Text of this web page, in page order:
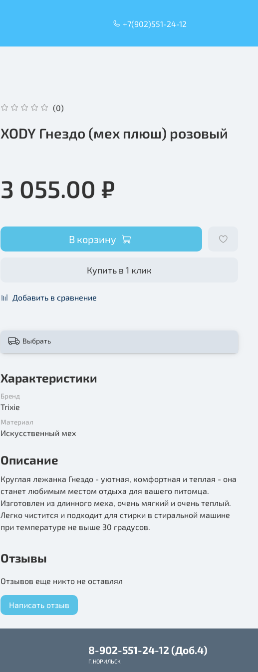
+7(902)551-24-12
(0)
XODY Гнездо (мех плюш) розовый
3 055.00 ₽
В корзину
Купить в 1 клик
Добавить в сравнение
Выбрать
Характеристики
Бренд
Trixie
Материал
Искусственный мех
Описание
Круглая лежанка Гнездо - уютная, комфортная и теплая - она
станет любимым местом отдыха для вашего питомца.
Изготовлен из длинного меха, очень мягкий и очень теплый.
Легко чистится и подходит для стирки в стиральной машине
при температуре не выше 30 градусов.
Отзывы
Отзывов еще никто не оставлял
Написать отзыв
8-902-551-24-12 (Доб.4)
Г.НОРИЛЬСК